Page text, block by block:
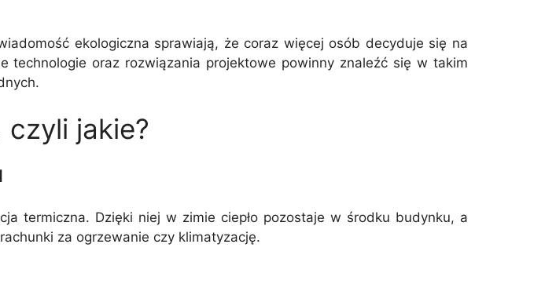
ekologiczna sprawiają, że coraz więcej osób decyduje się na
technologie oraz rozwiązania projektowe powinny znaleźć się w takim
jakie?
termiczna. Dzięki niej w zimie ciepło pozostaje w środku budynku, a
za ogrzewanie czy klimatyzację.